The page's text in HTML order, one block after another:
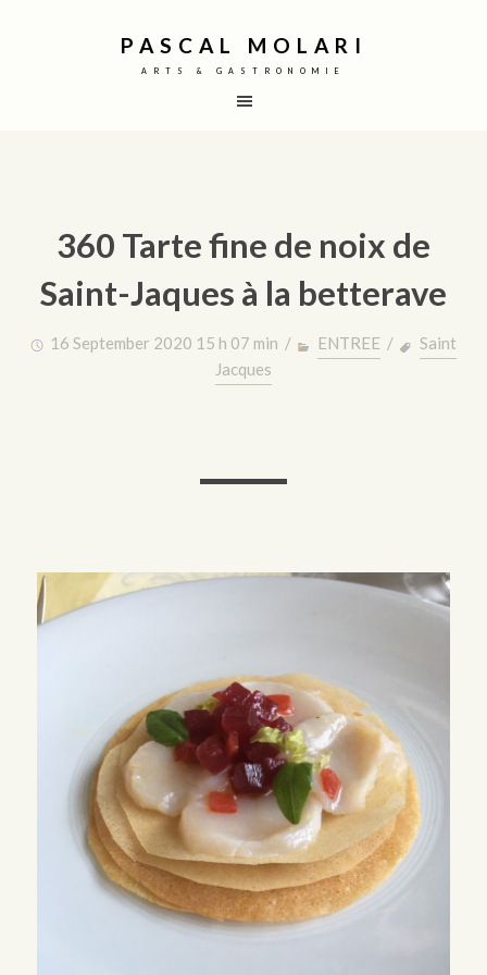
PASCAL MOLARI
ARTS & GASTRONOMIE
360 Tarte fine de noix de
Saint-Jaques à la betterave
16 September 2020 15 h 07 min / ENTREE /
Saint
Jacques